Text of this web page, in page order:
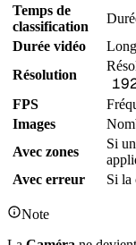
Temps de
classification
Durée vidéo
Résolution
FPS
Images
Avec zones
Si
Avec erreur
Si la
Note